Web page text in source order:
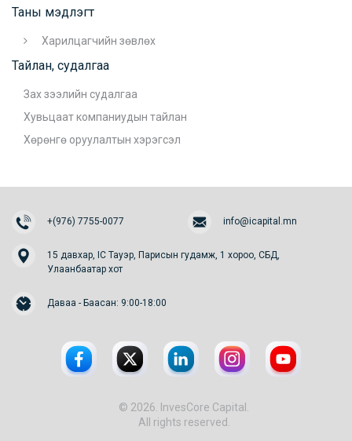
Таны мэдлэгт
Харилцагчийн зөвлөх
Тайлан, судалгаа
Зах зээлийн судалгаа
Хувьцаат компаниудын тайлан
Хөрөнгө оруулалтын хэрэгсэл
+(976) 7755-0077 info@icapital.mn
15 давхар, IC Тауэр, Парисын гудамж, 1 хороо, СБД,
Улаанбаатар хот
Даваа - Баасан: 9:00-18:00
© 2026. InvesCore Capital.
All rights reserved.